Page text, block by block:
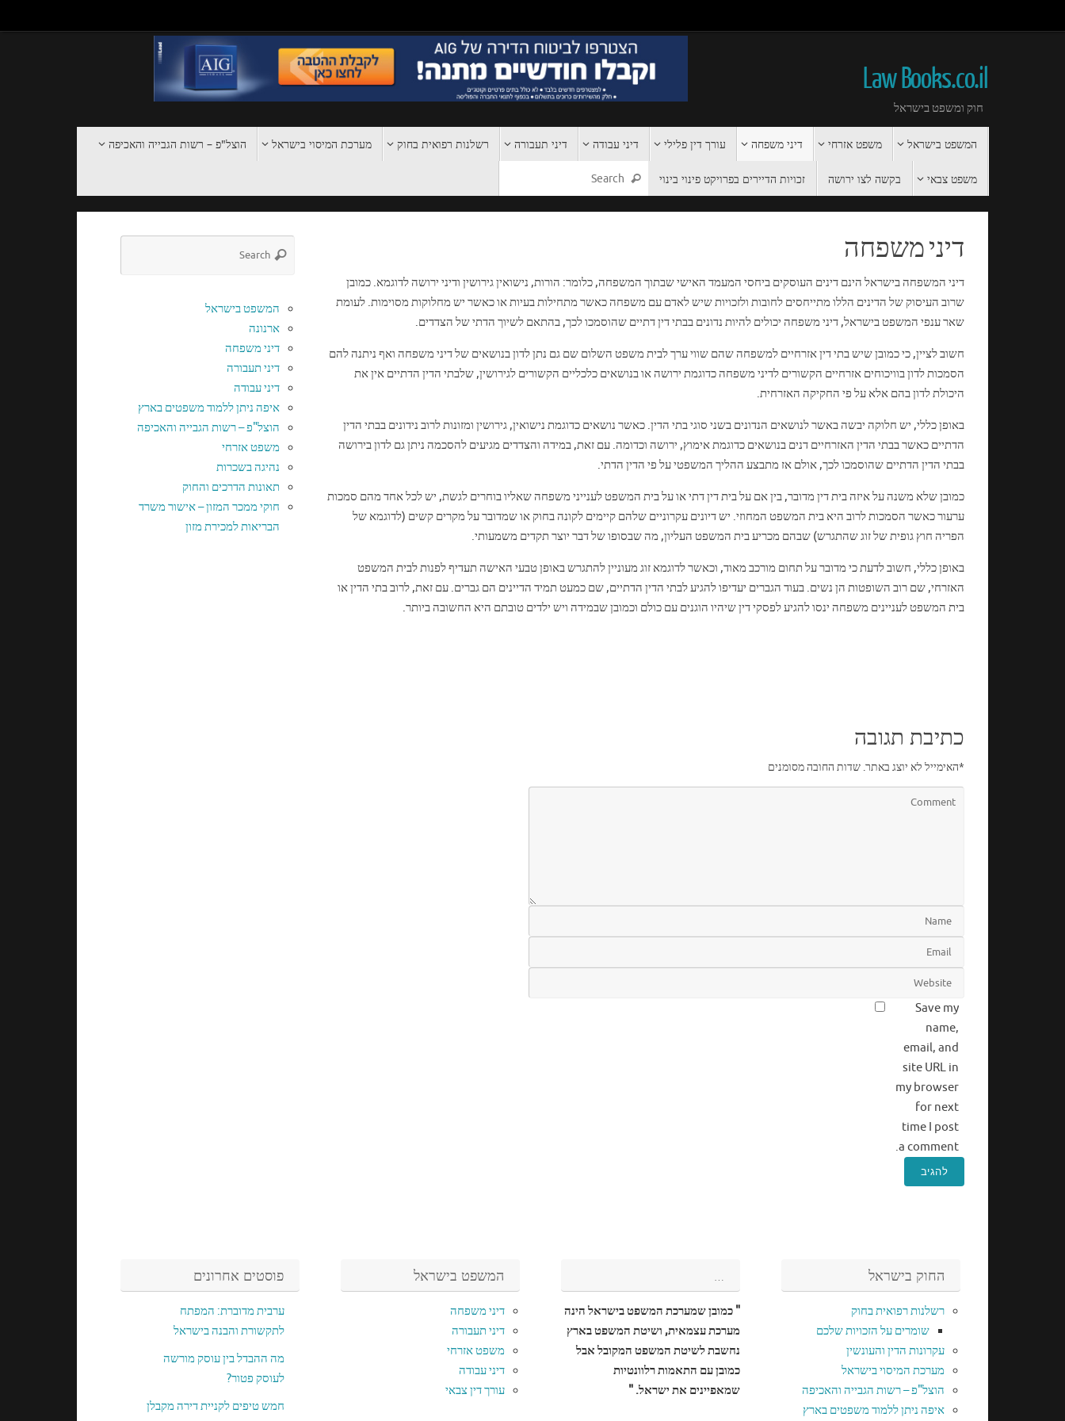
Law Books.co.il
חוק ומשפט בישראל
המשפט בישראל משפט אזרחי דיני משפחה עורך דין פלילי דיני עבודה דיני תעבורה רשלנות רפואית בחוק מערכת המיסוי בישראל הוצל"פ – רשות הגבייה והאכיפה
משפט צבאי בקשה לצו ירושה זכויות הדיירים בפרויקט פינוי בינוי
דיני משפחה
דיני המשפחה בישראל הינם דינים העוסקים ביחסי המעמד האישי שבתוך המשפחה, כלומר: הורות, נישואין גירושין ודיני ירושה לדוגמא. כמובן
שרוב העיסוק של הדינים הללו מתייחסים לחובות ולזכויות שיש לאדם עם משפחה כאשר מתחילות בעיות או כאשר יש מחלוקות מסוימות. לעומת
שאר ענפי המשפט בישראל, דיני משפחה יכולים להיות נדונים בבתי דין דתיים שהוסמכו לכך, בהתאם לשיוך הדתי של הצדדים.
חשוב לציין, כי כמובן שיש בתי דין אזרחיים למשפחה שהם שווי ערך לבית משפט השלום שם גם נתן לדון בנושאים של דיני משפחה ואף ניתנה להם
הסמכות לדון בוויכוחים אזרחיים הקשורים לדיני משפחה כדוגמת ירושה או בנושאים כלכליים הקשורים לגירושין, שלבתי הדין הדתיים אין את
היכולת לדון בהם אלא על פי החקיקה האזרחית.
באופן כללי, יש חלוקה יבשה באשר לנושאים הנדונים בשני סוגי בתי הדין. כאשר נושאים כדוגמת נישואין, גירושין ומזונות לרוב נידונים בבתי הדין
הדתיים כאשר בבתי הדין האזרחיים דנים בנושאים כדוגמת אימוץ, ירושה וכדומה. עם זאת, במידה והצדדים מגיעים להסכמה ניתן גם לדון בירושה
בבתי הדין הדתיים שהוסמכו לכך, אולם אז מתבצע ההליך המשפטי על פי הדין הדתי.
כמובן שלא משנה על איזה בית דין מדובר, בין אם על בית דין דתי או על בית המשפט לענייני משפחה שאליו בוחרים לגשת, יש לכל אחד מהם סמכות
ערעור כאשר הסמכות לרוב היא בית המשפט המחוזי. יש דיונים עקרוניים שלהם קיימים לקונה בחוק או שמדובר על מקרים קשים (לדוגמא של
הפריה חוץ גופית של זוג שהתגרש) שבהם מכריע בית המשפט העליון, מה שבסופו של דבר יוצר תקדים משמעותי.
באופן כללי, חשוב לדעת כי מדובר על תחום מורכב מאוד, וכאשר לדוגמא זוג מעוניין להתגרש באופן טבעי האישה תעדיף לפנות לבית המשפט
האזרחי, שם רוב השופטות הן נשים. בעוד הגברים יעדיפו להגיע לבתי הדין הדתיים, שם כמעט תמיד הדיינים הם גברים. עם זאת, לרוב בתי הדין או
בית המשפט לעניינים משפחה ינסו להגיע לפסקי דין שיהיו הוגנים עם כולם וכמובן שבמידה ויש ילדים טובתם היא החשובה ביותר.
כתיבת תגובה
האימייל לא יוצג באתר. שדות החובה מסומנים *
Save my
name,
email, and
site URL in
my browser
for next
time I post
a comment.
המשפט בישראל
ארנונה
דיני משפחה
דיני תעבורה
דיני עבודה
איפה ניתן ללמוד משפטים בארץ
הוצל"פ – רשות הגבייה והאכיפה
משפט אזרחי
נהיגה בשכרות
תאונות הדרכים והחוק
חוקי ממכר המזון – אישור משרד
הבריאות למכירת מזון
פוסטים אחרונים
ערבית מדוברת: המפתח
לתקשורת והבנה בישראל
מה ההבדל בין עוסק מורשה
לעוסק פטור?
חמש טיפים לקניית דירה מקבלן
המשפט בישראל
דיני משפחה
דיני תעבורה
משפט אזרחי
דיני עבודה
עורך דין צבאי
…
" כמובן שמערכת המשפט בישראל הינה
מערכת עצמאית, ושיטת המשפט בארץ
נחשבת לשיטת המשפט המקובל אבל
כמובן עם התאמות רלוונטיות
שמאפיינים את ישראל. "
החוק בישראל
רשלנות רפואית בחוק
שומרים על הזכויות שלכם
עקרונות הדין והעונשין
מערכת המיסוי בישראל
הוצל"פ – רשות הגבייה והאכיפה
איפה ניתן ללמוד משפטים בארץ